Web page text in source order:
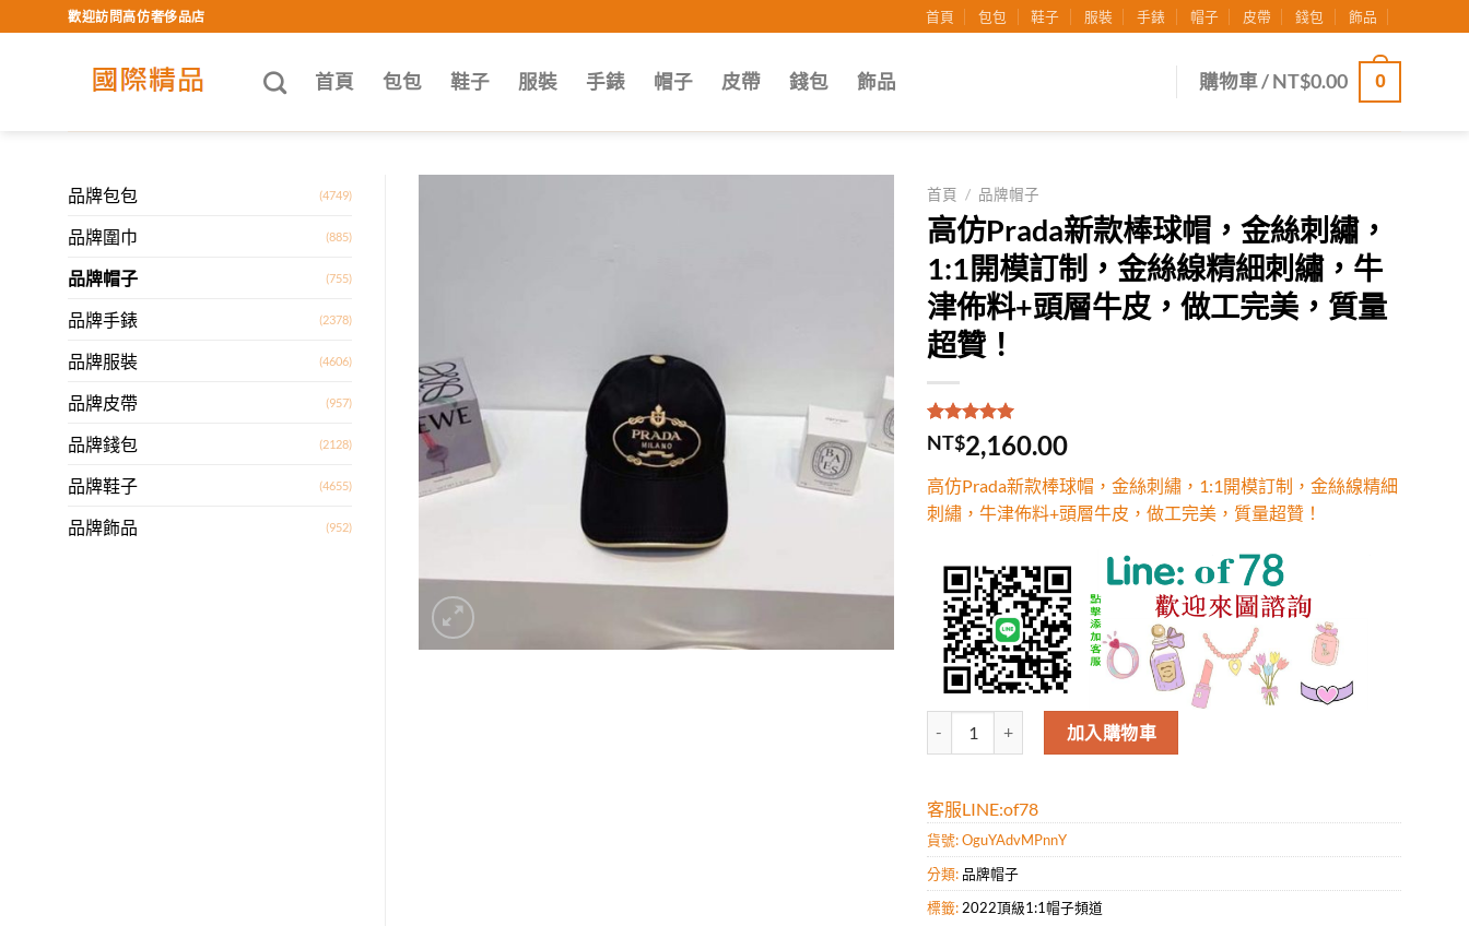
to
歡迎訪問高仿奢侈品店 首頁 包包 鞋子 服裝 手錶 帽子 皮帶 錢包 飾品
首頁 包包 鞋子 服裝 手錶 帽子 皮帶 錢包 飾品 購物車 /NT$0.00 0
品牌包包 (4749)
品牌圍巾 (885)
品牌帽子 (755)
品牌手錶 (2378)
品牌服裝 (4606)
品牌皮帶 (957)
品牌錢包 (2128)
品牌鞋子 (4655)
品牌飾品 (952)
首頁 / 品牌帽子
高仿Prada新款棒球帽，金絲刺繡，
1:1開模訂制，金絲線精細刺繡，牛
津佈料+頭層牛皮，做工完美，質量
超贊！
評分5.00 /
5，已有
1
位
分
NT$2,160.00
高仿Prada新款棒球帽，金絲刺繡，1:1開模訂制，金絲線精細
刺繡，牛津佈料+頭層牛皮，做工完美，質量超贊！
高仿Prada新款棒球帽，金絲刺繡，1:1開模訂制，金絲線精細刺繡，牛津佈料+
加入購物車
客服LINE:of78
貨號:OguYAdvMPnnY
分類: 品牌帽子
標籤: 2022頂級1:1帽子頻道